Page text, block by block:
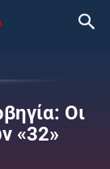
Οι
«32»